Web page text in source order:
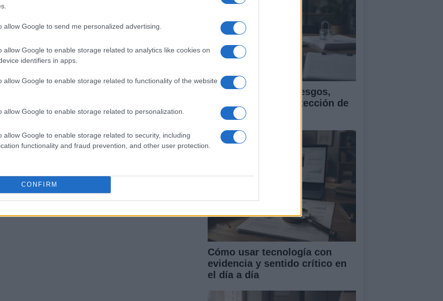
allow Google to send me personalized advertising.
allow Google to enable storage related to analytics like cookies on
identifiers in apps.
allow Google to enable storage related to functionality of the website
allow Google to enable storage related to personalization.
allow Google to enable storage related to security, including
functionality and fraud prevention, and other user protection.
CONFIRM
ARTÍCULO SIGUIENTE
Guía para evaluar sesgos,
transparencia y protección de
datos en IA
Cómo usar tecnología con
evidencia y sentido crítico en
el día a día